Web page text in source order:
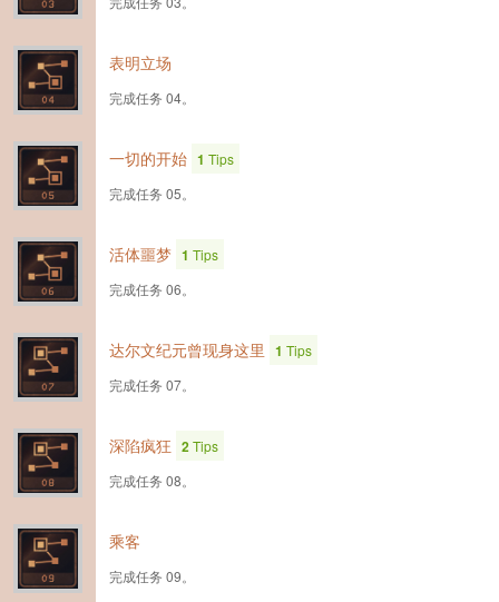
表明立场
完成任务 04。
一切的开始 1 Tips
完成任务 05。
活体噩梦 1 Tips
完成任务 06。
达尔文纪元曾现身这里 1 Tips
完成任务 07。
深陷疯狂 2Tips
完成任务 08。
乘客
完成任务 09。